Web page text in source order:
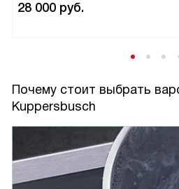
28 000 руб.
Почему стоит выбрать
Kuppersbusch